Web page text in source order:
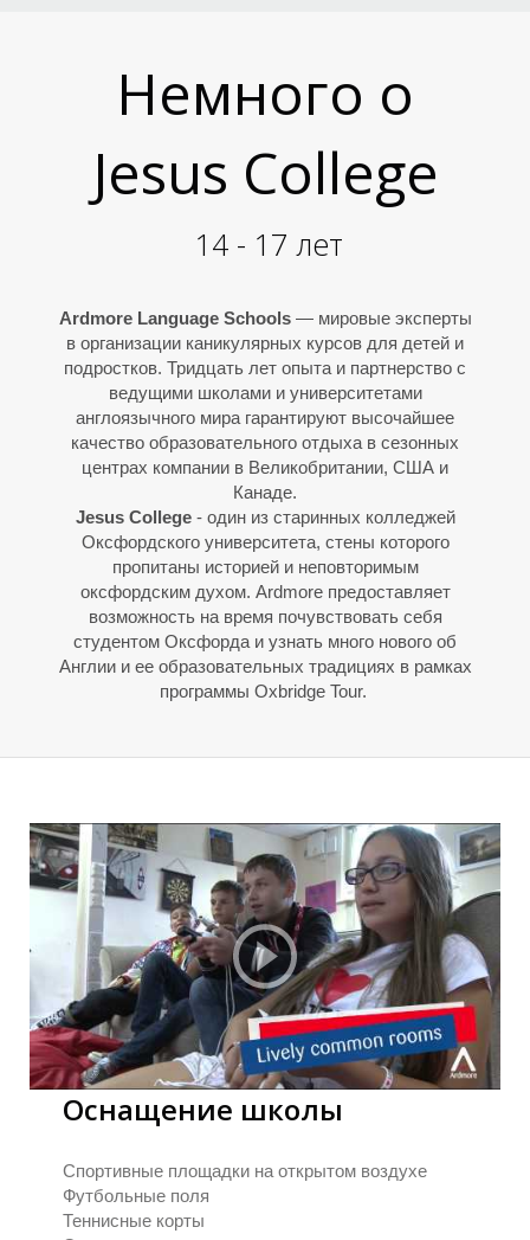
К
О
Немного о
Jesus College
14 - 17 лет
Ardmore Language Schools — мировые эксперты
в организации каникулярных курсов для детей и
подростков. Тридцать лет опыта и партнерство с
ведущими школами и университетами
англоязычного мира гарантируют высочайшее
качество образовательного отдыха в сезонных
центрах компании в Великобритании, США и
Канаде.
Jesus College - один из старинных колледжей
Оксфордского университета, стены которого
пропитаны историей и неповторимым
оксфордским духом. Ardmore предоставляет
возможность на время почувствовать себя
студентом Оксфорда и узнать много нового об
Англии и ее образовательных традициях в рамках
программы Oxbridge Tour.
Оснащение школы
Спортивные площадки на открытом воздухе
Футбольные поля
Теннисные корты
К
О